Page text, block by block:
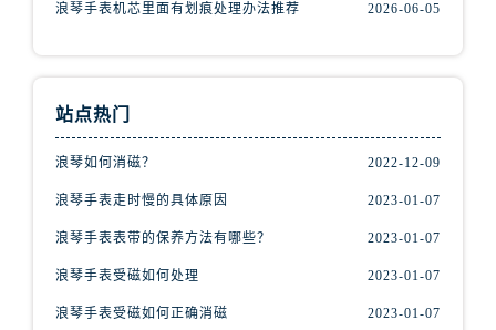
浪琴手表机芯里面有划痕处理办法推荐 2026-06-05
站点热门
浪琴如何消磁？ 2022-12-09
浪琴手表走时慢的具体原因 2023-01-07
浪琴手表表带的保养方法有哪些？ 2023-01-07
浪琴手表受磁如何处理 2023-01-07
浪琴手表受磁如何正确消磁 2023-01-07